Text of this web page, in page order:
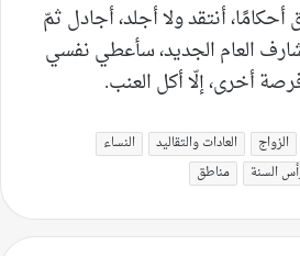
أنتقد ولا أجلد، أجادل ثمّ
العام الجديد، سأعطي نفسي
أخرى، إلّا أكل العنب.
الزواج العادات والتقاليد
النساء
السنة مناطق